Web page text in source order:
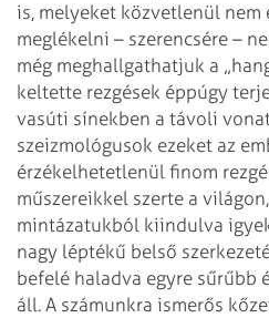
is, melyeket közvetlenül nem
meglékelni – szerencsére –
még meghallgathatjuk a
keltette rezgések éppúgy
vasúti sínekben a távoli
szeizmológusok ezeket az
érzékelhetetlenül finom
műszereikkel szerte a
mintázatukból kiindulva
nagy léptékű belső
befelé haladva egyre sűrűbb
áll. A számunkra ismerős